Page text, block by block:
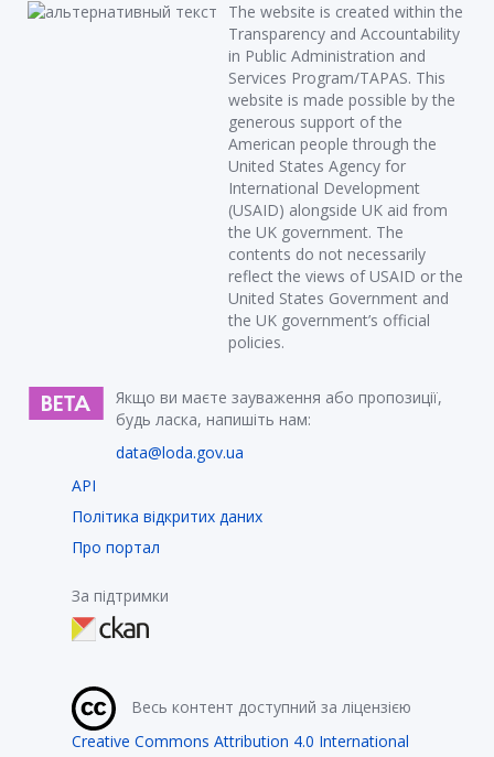
The website is created within the
Transparency and Accountability
in Public Administration and
Services Program/TAPAS. This
website is made possible by the
generous support of the
American people through the
United States Agency for
International Development
(USAID) alongside UK aid from
the UK government. The
contents do not necessarily
reflect the views of USAID or the
United States Government and
the UK government’s official
policies.
Якщо ви маєте зауваження або пропозиції,
будь ласка, напишіть нам:
data@loda.gov.ua
API
Політика відкритих даних
Про портал
За підтримки
Весь контент доступний за ліцензією
Creative Commons Attribution 4.0 International